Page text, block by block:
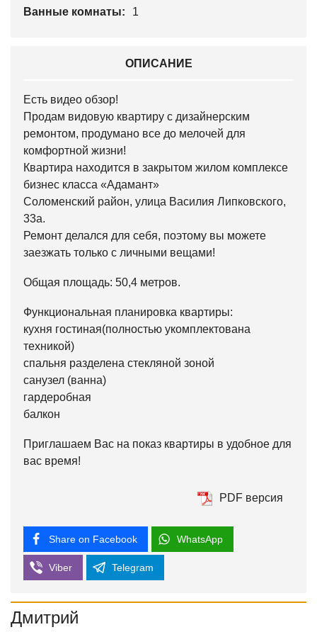
Ванные комнаты:
1
ОПИСАНИЕ
Есть видео обзор!
Продам видовую квартиру с дизайнерским
ремонтом, продумано все до мелочей для
комфортной жизни!
Квартира находится в закрытом жилом комплексе
бизнес класса «Адамант»
Соломенский район, улица Василия Липковского,
33a.
Ремонт делался для себя, поэтому вы можете
заезжать только с личными вещами!
Общая площадь: 50,4 метров.
Функциональная планировка квартиры:
кухня гостиная(полностью укомплектована
техникой)
спальня разделена стекляной зоной
санузел (ванна)
гардеробная
балкон
Приглашаем Вас на показ квартиры в удобное для
вас время!
PDF версия
Share on Facebook WhatsApp
Viber Telegram
Дмитрий